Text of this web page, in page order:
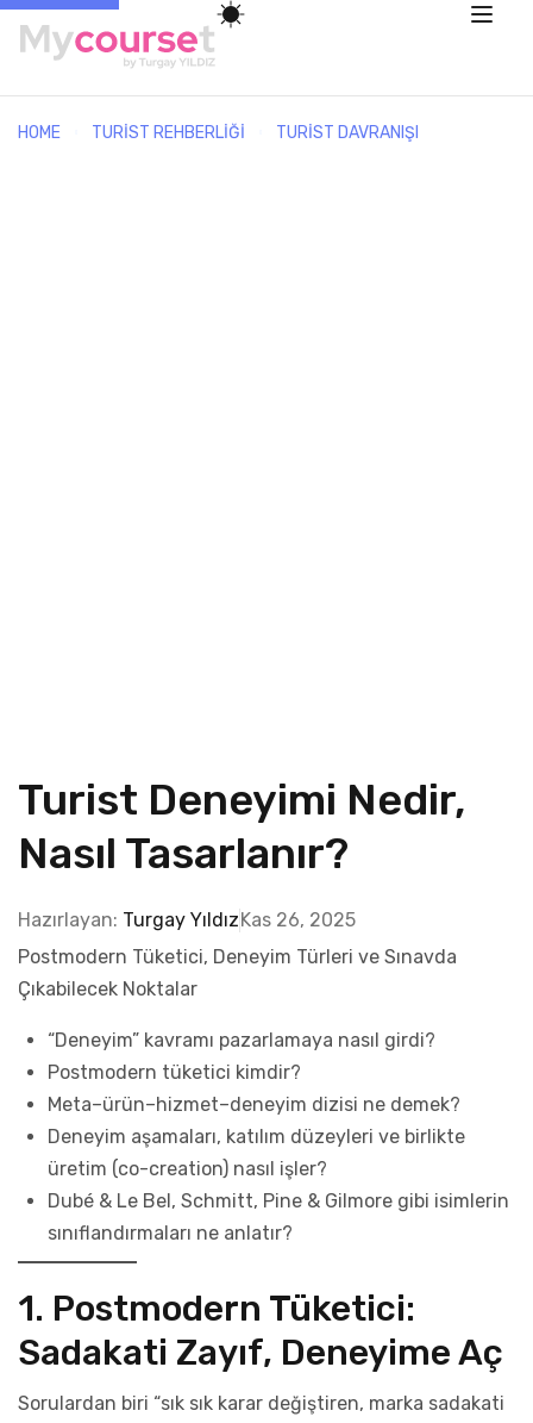
HOME TURIST REHBERLIĞI TURIST DAVRANIŞI
Turist Deneyimi Nedir,
Nasıl Tasarlanır?
Hazırlayan: Turgay YıldızKas 26, 2025
Postmodern Tüketici, Deneyim Türleri ve Sınavda
Çıkabilecek Noktalar
“Deneyim” kavramı pazarlamaya nasıl girdi?
Postmodern tüketici kimdir?
Meta–ürün–hizmet–deneyim dizisi ne demek?
Deneyim aşamaları, katılım düzeyleri ve birlikte
üretim (co-creation) nasıl işler?
Dubé & Le Bel, Schmitt, Pine & Gilmore gibi isimlerin
sınıflandırmaları ne anlatır?
1. Postmodern Tüketici:
Sadakati Zayıf, Deneyime Aç
Sorulardan biri “sık sık karar değiştiren, marka sadakati